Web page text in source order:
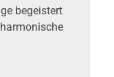
begeistert